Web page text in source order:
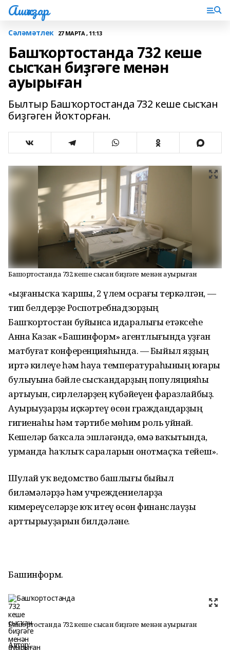
Ашҡаҙар
Сәләмәтлек 27 МАРТА , 11:13
Башҡортостанда 732 кеше
сысҡан биҙгәге менән
ауырыған
Былтыр Башҡортостанда 732 кеше сысҡан
биҙгәген йоҡторған.
Башҡортостанда 732 кеше сысҡан биҙгәге менән ауырыған
«Ҡыҙғанысҡа ҡаршы, 2 үлем осрағы теркәлгән, —
тип белдерҙе Роспотребнадзорҙың
Башҡортостан буйынса идаралығы етәксеһе
Анна Казак «Башинформ» агентлығында уҙған
матбуғат конференцияһында. — Быйыл яҙҙың
иртә килеүе һәм һауа температураһының юғары
булыуына бәйле сысҡандарҙың популяцияһы
артыуын, сирлеләрҙең күбәйеүен фаразлайбыҙ.
Ауырыуҙарҙы иҫкәртеү өсөн граждандарҙың
гигиенаһы һәм тәртибе мөһим роль уйнай.
Кешеләр баҡсала эшләгәндә, өмә ваҡытында,
урманда һаҡлыҡ сараларын онотмаҫҡа тейеш».
Шулай уҡ ведомство башлығы быйыл
биләмәләрҙә һәм учреждениеларҙа
кимереүселәрҙе юҡ итеү өсөн финанслауҙы
арттырыуҙарын билдәләне.
Башинформ.
Башҡортостанда 732 кеше сысҡан биҙгәге менән ауырыған
Автор: